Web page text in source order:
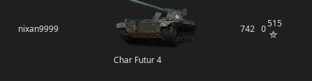
nixan9999
Char Futur 4
742 0515